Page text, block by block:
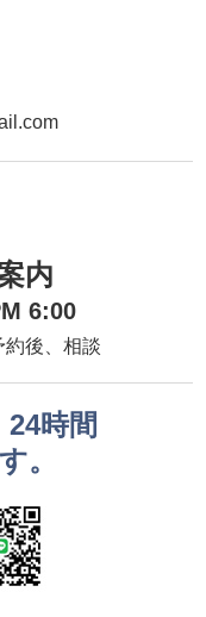
内
6:00
約後、相談
時間
。